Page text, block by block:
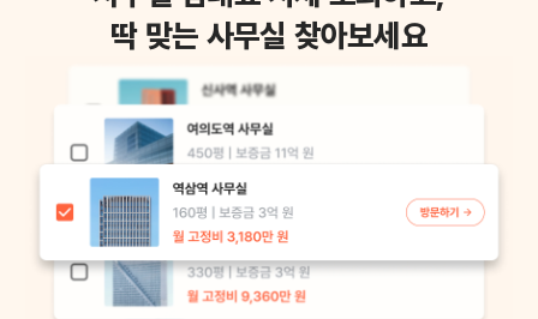
딱 맞는 사무실 찾아보세요